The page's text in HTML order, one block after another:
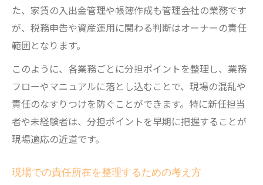
た、家賃の入出金管理や帳簿作成も管理会社の業務です
が、税務申告や資産運用に関わる判断はオーナーの責任
範囲となります。
このように、各業務ごとに分担ポイントを整理し、業務
フローやマニュアルに落とし込むことで、現場の混乱や
責任のなすりつけを防ぐことができます。特に新任担当
者や未経験者は、分担ポイントを早期に把握することが
現場適応の近道です。
現場での責任所在を整理するための考え方